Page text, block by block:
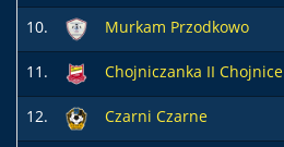
10. Murkam Przodkowo
11. Chojniczanka II Chojnice
12. Czarni Czarne